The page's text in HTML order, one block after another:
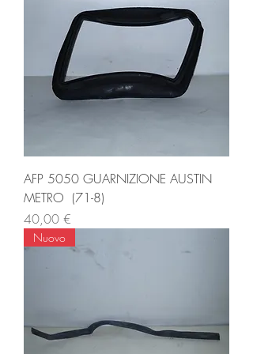
AFP 5050 GUARNIZIONE AUSTIN
METRO (71-8)
Prezzo
40,00 €
Nuovo